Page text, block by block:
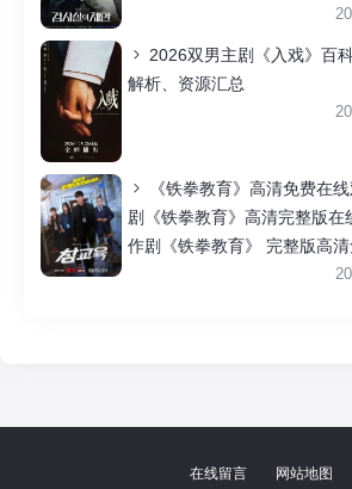
2026双男主剧《入戏》百
解析、资源汇总
《铁拳教育》高清免费在
剧《铁拳教育》高清完整版在
作剧《铁拳教育》 完整版高
影院李星民主演《铁拳教育
在线留言 网站地图